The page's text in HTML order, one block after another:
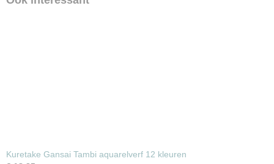
Kuretake Gansai Tambi aquarelverf 12 kleuren